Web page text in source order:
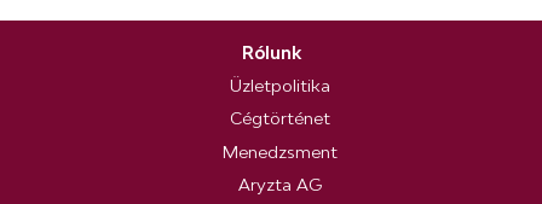
Rólunk
Üzletpolitika
Cégtörténet
Menedzsment
Aryzta AG